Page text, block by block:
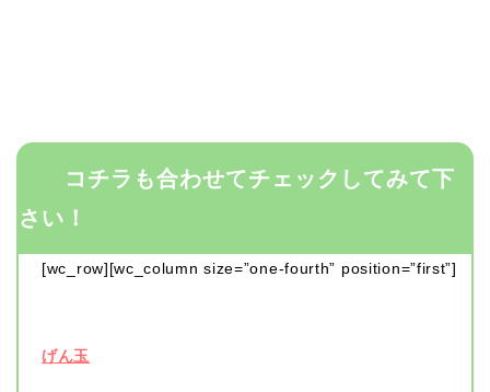
コチラも合わせてチェックしてみて下
さい！
[wc_row][wc_column size=”one-fourth” position=”first”]
げん玉